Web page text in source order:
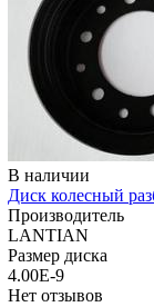
В наличии
Диск колесный
Производитель
LANTIAN
Размер диска
4.00E-9
Нет отзывов